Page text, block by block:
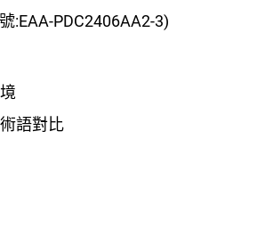
:EAA-PDC2406AA2-3)
語對比